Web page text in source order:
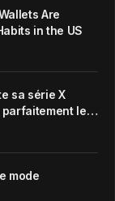
Are
in the US
sa série X
parfaitement le
de la marque
mode